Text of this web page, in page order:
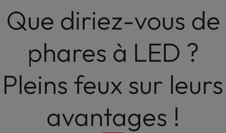
Que diriez-vous de
phares à LED ?
Pleins feux sur leurs
avantages !